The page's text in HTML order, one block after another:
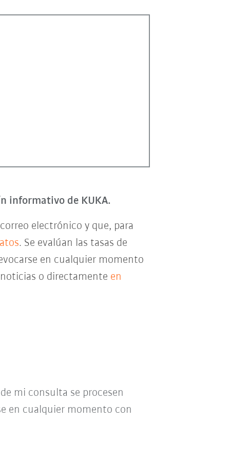
informativo de KUKA.
electrónico y que, para
. Se evalúan las tasas de
en cualquier momento
o directamente en
mi consulta se procesen
en cualquier momento con